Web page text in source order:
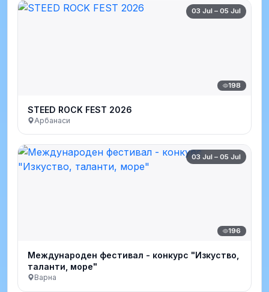
03 Jul – 05 Jul
198
STEED ROCK FEST 2026
Арбанаси
03 Jul – 05 Jul
196
Международен фестивал - конкурс "Изкуство,
таланти, море"
Варна